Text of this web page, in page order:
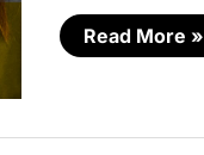
Read More »